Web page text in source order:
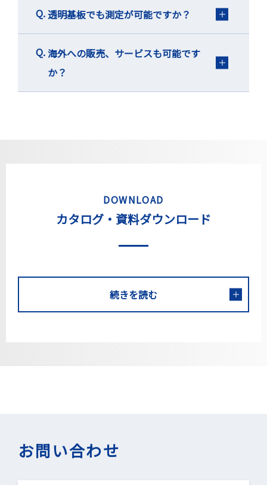
透明基板でも測定が可能ですか？
海外への販売、サービスも可能です
か？
DOWNLOAD
カタログ・資料ダウンロード
続きを読む
お問い合わせ